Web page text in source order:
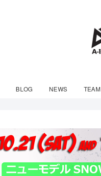
BLOG NEWS TEAM